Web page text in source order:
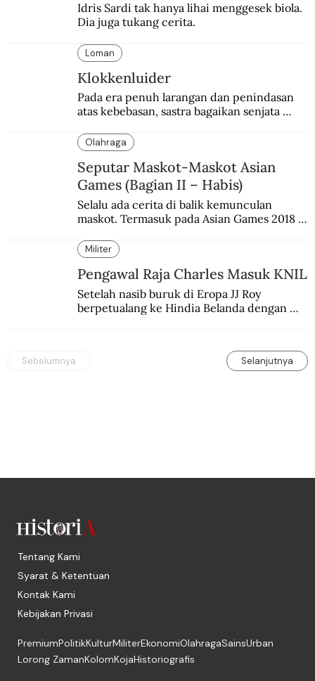
Idris Sardi tak hanya lihai menggesek biola.
Dia juga tukang cerita.
Loman
Klokkenluider
Pada era penuh larangan dan penindasan
atas kebebasan, sastra bagaikan senjata
Olahraga
Seputar Maskot-Maskot Asian
Games (Bagian II – Habis)
Selalu ada cerita di balik kemunculan
maskot. Termasuk pada Asian Games 2018
Militer
Pengawal Raja Charles Masuk KNIL
Setelah nasib buruk di Eropa JJ Roy
berpetualang ke Hindia Belanda dengan
Sebelumnya Selanjutnya
Tentang Kami
Syarat & Ketentuan
Kontak Kami
Kebijakan Privasi
PremiumPolitikKulturMiliterEkonomiOlahragaSainsUrban
Lorong ZamanKolomKojaHistoriografis